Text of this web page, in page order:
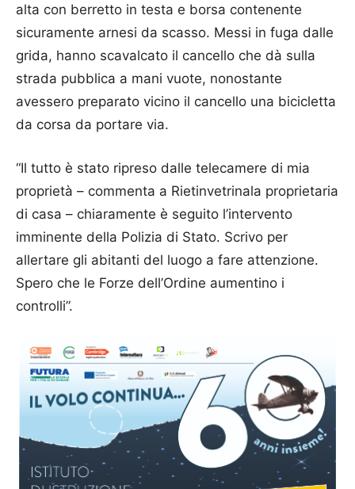
alta con berretto in testa e borsa contenente
sicuramente arnesi da scasso. Messi in fuga dalle
grida, hanno scavalcato il cancello che dà sulla
strada pubblica a mani vuote, nonostante
avessero preparato vicino il cancello una bicicletta
da corsa da portare via.
“Il tutto è stato ripreso dalle telecamere di mia
proprietà – commenta a Rietinvetrinala proprietaria
di casa – chiaramente è seguito l’intervento
imminente della Polizia di Stato. Scrivo per
allertare gli abitanti del luogo a fare attenzione.
Spero che le Forze dell’Ordine aumentino i
controlli”.